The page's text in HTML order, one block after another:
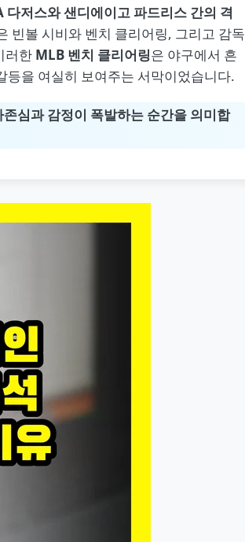
다저스와 샌디에이고 파드리스 간의 격
빈볼 시비와 벤치 클리어링, 그리고 감독
러한 MLB 벤치 클리어링은 야구에서 흔
등을 여실히 보여주는 서막이었습니다.
심과 감정이 폭발하는 순간을 의미합